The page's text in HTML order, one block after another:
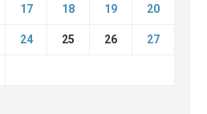
17 18 19 20
24 25 26 27